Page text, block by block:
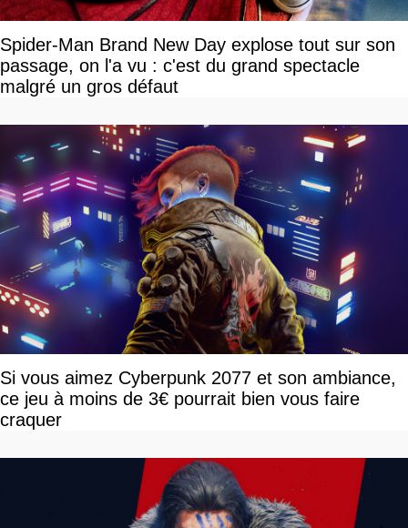
Spider-Man Brand New Day explose tout sur son
passage, on l'a vu : c'est du grand spectacle
malgré un gros défaut
Si vous aimez Cyberpunk 2077 et son ambiance,
ce jeu à moins de 3€ pourrait bien vous faire
craquer